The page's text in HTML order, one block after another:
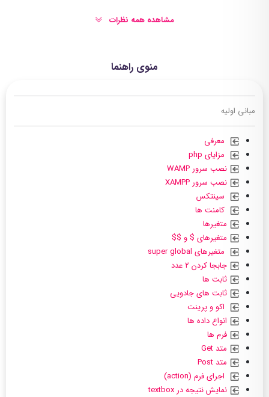
منوی راهنما
مبانی اولیه
معرفی
مزایای php
نصب سرور WAMP
نصب سرور XAMPP
سینتکس
کامنت ها
متغیرها
متغیرهای $ و $$
متغیرهای super global
جابجا کردن ۲ عدد
ثابت ها
ثابت های جادویی
اکو و پرینت
انواع داده ها
فرم ها
متد Get
متد Post
اجرای فرم (action)
نمایش نتیجه در textbox
مشاهده همه نظرات